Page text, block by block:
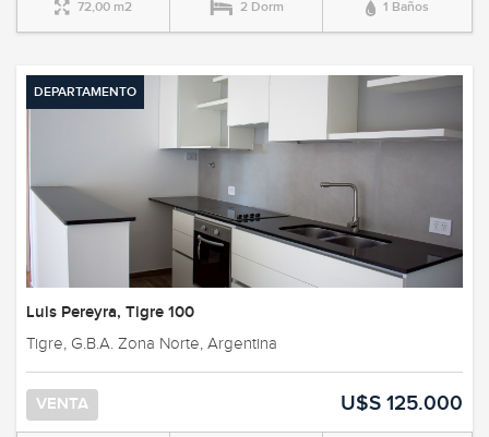
72,00 m2 2 Dorm 1 Baños
DEPARTAMENTO
Luis Pereyra, Tigre 100
Tigre, G.B.A. Zona Norte, Argentina
VENTA U$S 125.000